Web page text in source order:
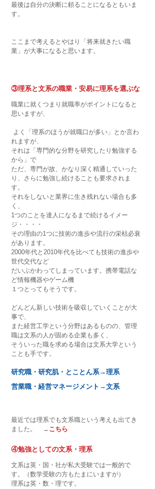
最後は自分の決断に頼ることになるともいま
す。
ここまで考えるとやはり「将来就きたい職
業」が大事になると思います。
③理系と文系の職業・安易に理系を選ぶな
職業に就くつまり就職率がポイントになると
思いますが、
れますが、
それは「専門的な分野を研究したり勉強する
から」で
ただ、専門が故、かなり深く精通していった
り、さらに勉強し続けることも要求されま
す。
それをしないと業界に生き残れない場合も多
く、
1つのことを達人になるまで続けるイメー
ジ・・・・
その理由の1つに技術の進歩や流行の栄枯必衰
があります。
2000年代と2010年代を比べても技術の進歩や
世代交代など
だいぶかわってしまっています。携帯電話な
ど情報機器やゲーム機
１つとってもそうです。
どんどん新しい技術を吸収していくことが大
事で、
また経営工学という分野はあるものの、管理
職は文系の人が固める企業も多く、
そういった職を求める場合は文系大学という
ことも手です。
研究職・研究肌・とことん系→理系
営業職・経営マネージメント→文系
最近では理系でも文系職という考えも出てき
ました。　→ こちら
④勉強としての文系・理系
文系は英・国・社が私大受験では一般的で
す。（数学受験の方もたまにいますが）
理系は英・数・理です。